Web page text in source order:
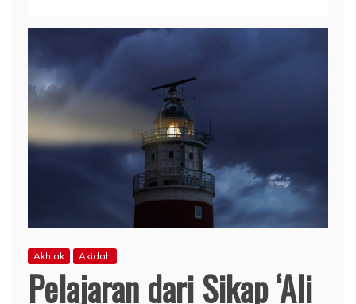
Akhlak Akidah
Pelajaran dari Sikap ‘Ali